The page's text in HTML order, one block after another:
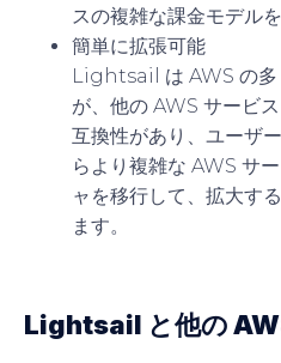
スの複雑な課金モデル
簡単に拡張可能
Lightsail は AWS の多
が、他の AWS サービ
互換性があり、ユーザ
らより複雑な AWS サ
ャを移行して、拡大す
ます。
Lightsail と他の